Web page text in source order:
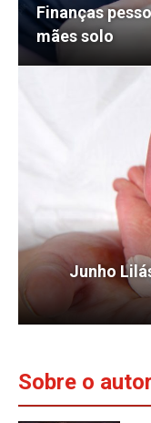
Finanças
mães solo
Junho
Sobre o autor